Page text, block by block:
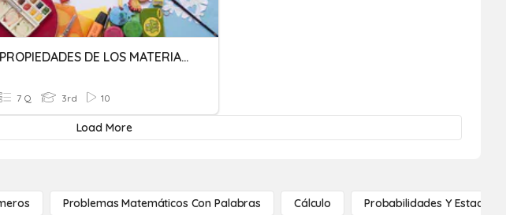
PROPIEDADES DE LOS MATERIALES
7 Q 3rd 10
Load More
Problemas Matemáticos Con Palabras Cálculo Probabilidades Y